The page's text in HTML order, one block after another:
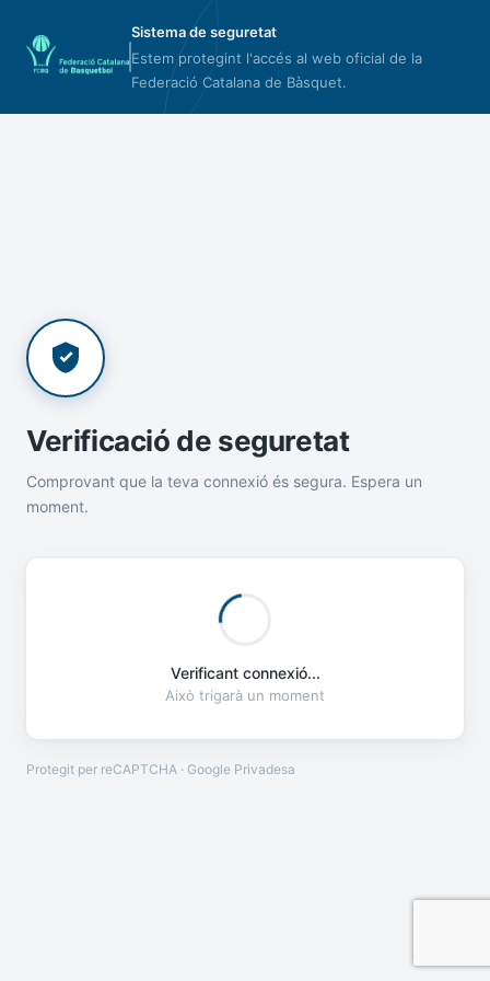
Sistema de seguretat
Estem protegint l'accés al web oficial de la
Federació Catalana de Bàsquet.
Verificació de seguretat
Comprovant que la teva connexió és segura. Espera un
moment.
Verificant connexió...
Això trigarà un moment
Protegit per reCAPTCHA · Google Privadesa